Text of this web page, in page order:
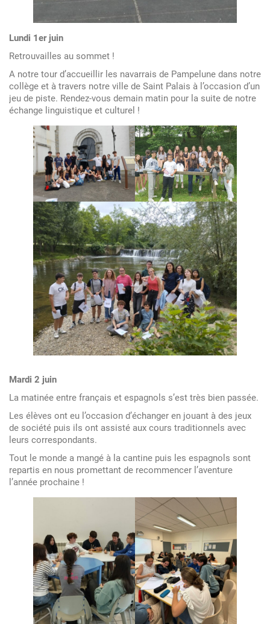
Saint
Lundi 1er juin
Retrouvailles au sommet !
A notre tour d’accueillir les navarrais de Pampelune dans notre
collège et à travers notre ville de Saint Palais à l’occasion d’un
jeu de piste. Rendez-vous demain matin pour la suite de notre
échange linguistique et culturel !
Mardi 2 juin
La matinée entre français et espagnols s’est très bien passée.
Les élèves ont eu l’occasion d’échanger en jouant à des jeux
de société puis ils ont assisté aux cours traditionnels avec
leurs correspondants.
Tout le monde a mangé à la cantine puis les espagnols sont
repartis en nous promettant de recommencer l’aventure
l’année prochaine !